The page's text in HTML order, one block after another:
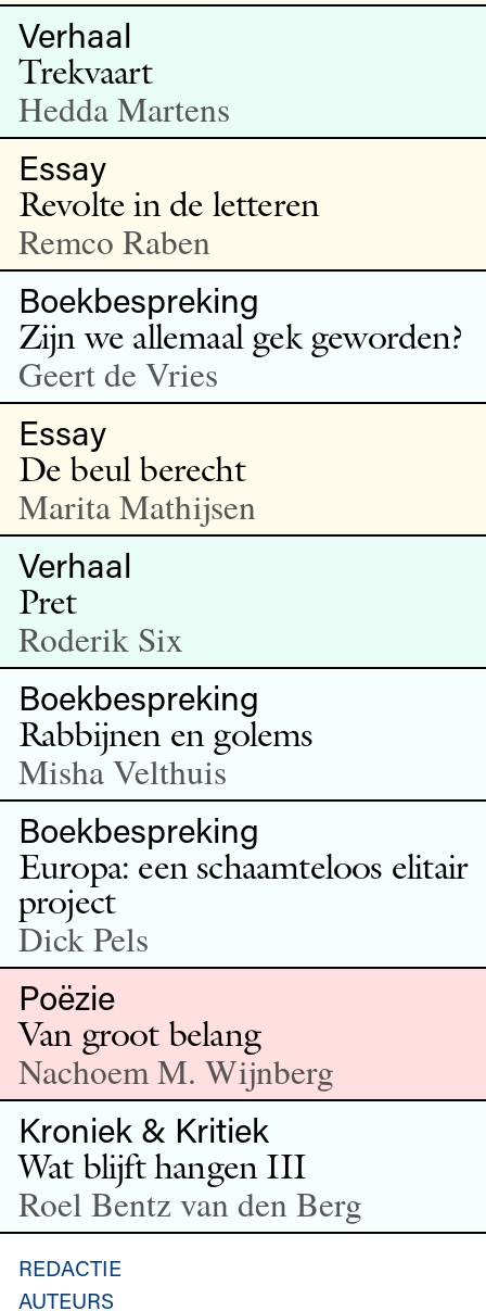
Verhaal
Trekvaart
Hedda Martens
Essay
Revolte in de letteren
Remco Raben
Boekbespreking
Zijn we allemaal gek geworden?
Geert de Vries
Essay
De beul berecht
Marita Mathijsen
Verhaal
Pret
Roderik Six
Boekbespreking
Rabbijnen en golems
Misha Velthuis
Boekbespreking
Europa: een schaamteloos elitair
project
Dick Pels
Poëzie
Van groot belang
Nachoem M. Wijnberg
Kroniek & Kritiek
Wat blijft hangen III
Roel Bentz van den Berg
REDACTIE
AUTEURS